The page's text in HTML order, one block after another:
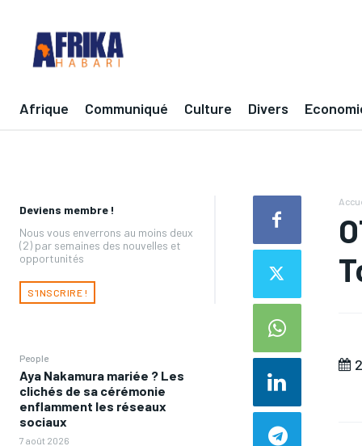
Afrique Communiqué Culture Divers
Deviens membre !
Nous vous enverrons au moins deux
(2) par semaines des nouvelles et
opportunités
S'INSCRIRE !
People
Aya Nakamura mariée ? Les
clichés de sa cérémonie
enflamment les réseaux
sociaux
7 août 2026